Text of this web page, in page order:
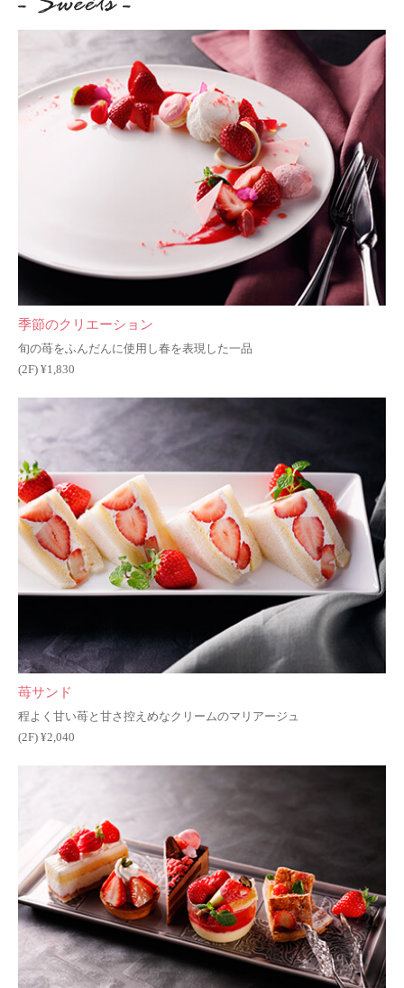
季節のクリエーション
旬の苺をふんだんに使用し春を表現した一品
(2F) ¥1,830
苺サンド
程よく甘い苺と甘さ控えめなクリームのマリアージュ
(2F) ¥2,040